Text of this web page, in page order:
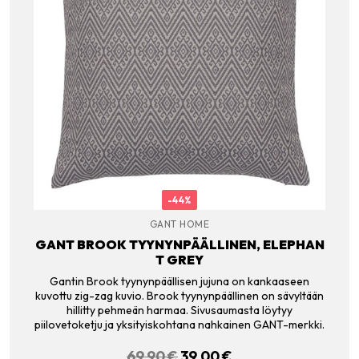
-44%
GANT HOME
GANT BROOK TYYNYNPÄÄLLINEN, ELEPHAN
T GREY
Gantin Brook tyynynpäällisen jujuna on kankaaseen
kuvottu zig-zag kuvio. Brook tyynynpäällinen on sävyltään
hillitty pehmeän harmaa. Sivusaumasta löytyy
piilovetoketju ja yksityiskohtana nahkainen GANT-merkki.